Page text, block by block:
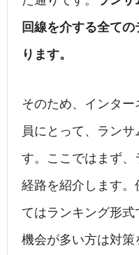
回線を介する全て
ります。
そのため、インタ
員にとって、ラン
す。ここではまず
経路を紹介します。
てはランキング形
機会が多い方は対策